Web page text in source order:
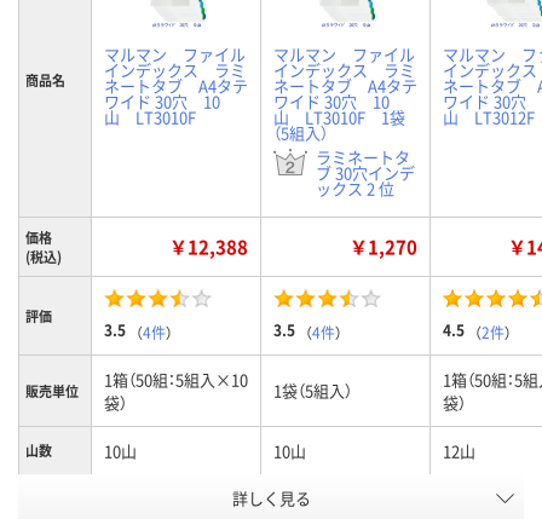
商品名
マルマン ファイル
インデックス ラミ
ネートタブ A4タテ
ワイド 30穴 10
山 LT3010F
マルマン ファイル
インデックス ラミ
ネートタブ A4タテ
ワイド 30穴 10
山 LT3010F 1袋
（5組入）
ラミネートタ
ブ 30穴インデ
ックス 2 位
マルマン フ
インデック
ネートタブ
ワイド 30穴
山 LT3012F
価格
(税込)
￥12,388 ￥1,270 ￥
評価
3.5 （4件） 3.5 （4件） 4.5 （2件）
販売単位
1箱（50組：5組入×10
袋）
1袋（5組入）
1箱（50組：5
袋）
山数 10山 10山 12山
E991064 E991097
詳しく見る